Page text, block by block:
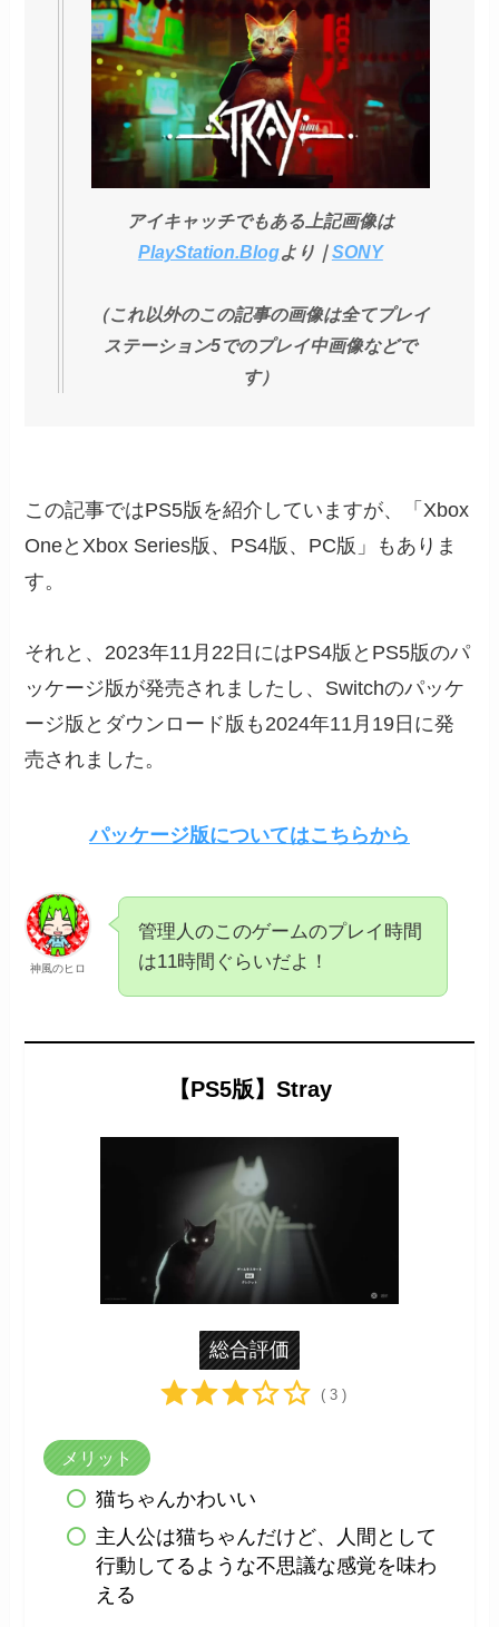
アイキャッチでもある上記画像は
PlayStation.Blogより｜SONY
（これ以外のこの記事の画像は全てプレイ
ステーション5でのプレイ中画像などで
す）
この記事ではPS5版を紹介していますが、「Xbox
OneとXbox Series版、PS4版、PC版」もありま
す。
それと、2023年11月22日にはPS4版とPS5版のパ
ッケージ版が発売されましたし、Switchのパッケ
ージ版とダウンロード版も2024年11月19日に発
売されました。
パッケージ版についてはこちらから
神風のヒロ
管理人のこのゲームのプレイ時間
は11時間ぐらいだよ！
【PS5版】Stray
総合評価
( 3 )
メリット
猫ちゃんかわいい
主人公は猫ちゃんだけど、人間として
行動してるような不思議な感覚を味わ
える